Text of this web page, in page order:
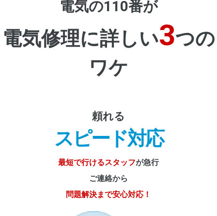
電気の110番が
電気修理に詳しい3つの
ワケ
頼れる
スピード対応
最短で行けるスタッフが急行
ご連絡から
問題解決まで安心対応！